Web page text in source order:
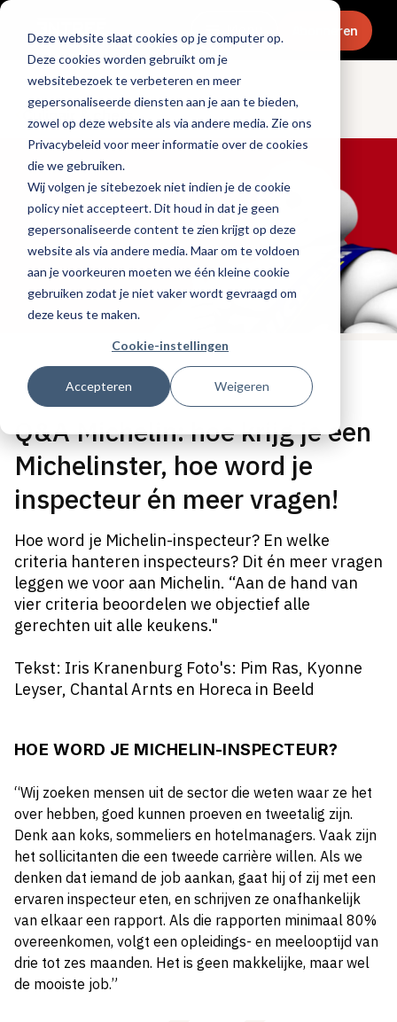
Deze website slaat cookies op je computer op.
Deze cookies worden gebruikt om je
websitebezoek te verbeteren en meer
gepersonaliseerde diensten aan je aan te bieden,
zowel op deze website als via andere media. Zie ons
Privacybeleid voor meer informatie over de cookies
die we gebruiken.
Wij volgen je sitebezoek niet indien je de cookie
policy niet accepteert. Dit houd in dat je geen
gepersonaliseerde content te zien krijgt op deze
website als via andere media. Maar om te voldoen
aan je voorkeuren moeten we één kleine cookie
gebruiken zodat je niet vaker wordt gevraagd om
deze keus te maken.
Cookie-instellingen
Accepteren Weigeren
Menu Abonneren
Culinair & chefs
Tags:michelin
Gepubliceerd op: 2 oktober 2025
Q&A Michelin: hoe krijg je een
Michelinster, hoe word je
inspecteur én meer vragen!
Hoe word je Michelin-inspecteur? En welke
criteria hanteren inspecteurs? Dit én meer vragen
leggen we voor aan Michelin. “Aan de hand van
vier criteria beoordelen we objectief alle
gerechten uit alle keukens."
Tekst: Iris Kranenburg Foto's: Pim Ras, Kyonne
Leyser, Chantal Arnts en Horeca in Beeld
HOE WORD JE MICHELIN-INSPECTEUR?
“Wij zoeken mensen uit de sector die weten waar ze het
over hebben, goed kunnen proeven en tweetalig zijn.
Denk aan koks, sommeliers en hotelmanagers. Vaak zijn
het sollicitanten die een tweede carrière willen. Als we
denken dat iemand de job aankan, gaat hij of zij met een
ervaren inspecteur eten, en schrijven ze onafhankelijk
van elkaar een rapport. Als die rapporten minimaal 80%
overeenkomen, volgt een opleidings- en meelooptijd van
drie tot zes maanden. Het is geen makkelijke, maar wel
de mooiste job.”